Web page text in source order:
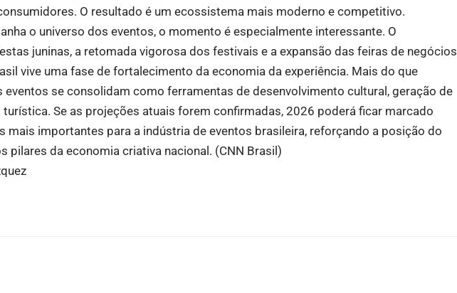
O resultado é um ecossistema mais moderno e competitivo.
o universo dos eventos, o momento é especialmente interessante. O
juninas, a retomada vigorosa dos festivais e a expansão das feiras de negócios
vive uma fase de fortalecimento da economia da experiência. Mais do que
eventos se consolidam como ferramentas de desenvolvimento cultural, geração de
Se as projeções atuais forem confirmadas, 2026 poderá ficar marcado
mais importantes para a indústria de eventos brasileira, reforçando a posição do
pilares da economia criativa nacional. (CNN Brasil )